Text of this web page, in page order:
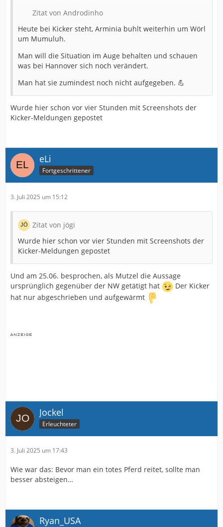
Zitat von Androdinho
Heute bei Kicker steht, Arminia buhlt weiterhin um Wörl
um Mumuluh.
Man will die Situation im Auge behalten und schauen
was bei Hannover sich noch verändert.
Man hat sie zumindest noch nicht aufgegeben. 💪
Wurde hier schon vor vier Stunden mit Screenshots der
Kicker-Meldungen gepostet
eLi
Fortgeschrittener
3. Juli 2025 um 15:12
Zitat von jögi
Wurde hier schon vor vier Stunden mit Screenshots der
Kicker-Meldungen gepostet
Und am 25.06. besprochen, als Mutzel die Aussage
ursprünglich gegenüber der NW getätigt hat
Der Kicker
hat nur abgeschrieben und aufgewärmt
Jockel
Erleuchteter
3. Juli 2025 um 17:43
Wie war das: Bevor man ein totes Pferd reitet, sollte man
besser absteigen…
Ryan_USA